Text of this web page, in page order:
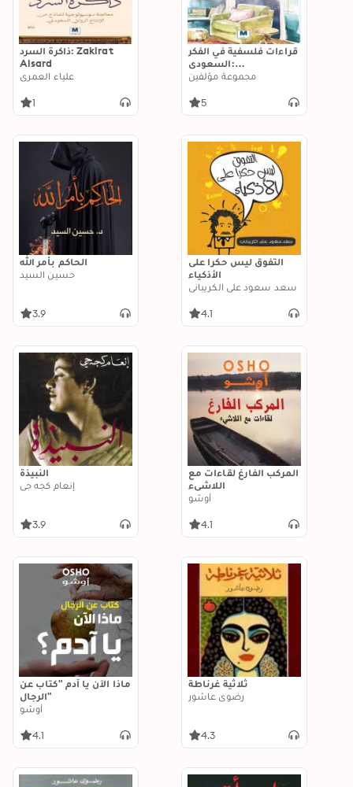
ذاكرة السرد: Zakirat
Alsard
علياء العمري
1
قراءات فلسفية في الفكر
السعودي:
Philosophical
thought
مجموعة مؤلفين
5
الحاكم بأمر الله
حسين السيد
3.9
التفوق ليس حكرا على
الأذكياء
سعد سعود علي الكريباني
4.1
النبيذة
إنعام كجه جي
3.9
المركب الفارغ لقاءات مع
اللاشيء
أوشو
4.1
ماذا الآن يا آدم "كتاب عن
الرجال"
أوشو
4.1
ثلاثية غرناطة
رضوى عاشور
4.3